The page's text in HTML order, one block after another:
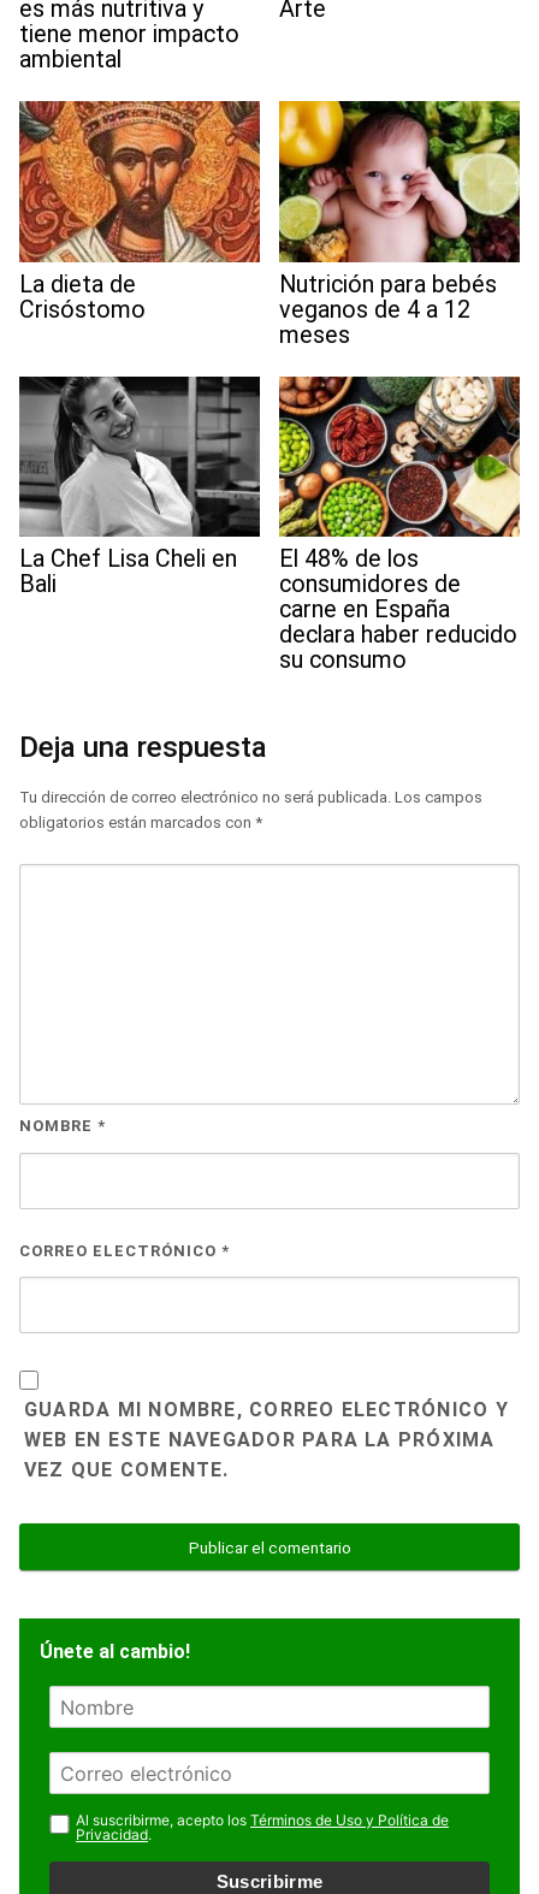
es más nutritiva y
tiene menor impacto
ambiental
Arte
La dieta de
Crisóstomo
Nutrición para bebés
veganos de 4 a 12
meses
La Chef Lisa Cheli en
Bali
El 48% de los
consumidores de
carne en España
declara haber reducido
su consumo
Deja una respuesta
Tu dirección de correo electrónico no será publicada. Los campos
obligatorios están marcados con *
NOMBRE *
CORREO ELECTRÓNICO *
GUARDA MI NOMBRE, CORREO ELECTRÓNICO Y
WEB EN ESTE NAVEGADOR PARA LA PRÓXIMA
VEZ QUE COMENTE.
Únete al cambio!
N
m
r
e
E
m
a
i
l
Al suscribirme, acepto los Términos de Uso y Política de
Privacidad.
Suscribirme